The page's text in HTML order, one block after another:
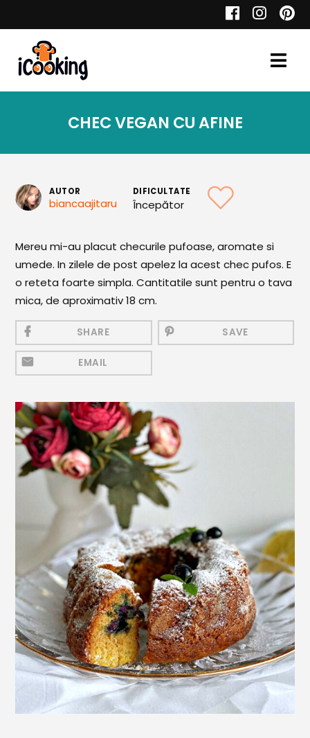
Toate Reţetele
Aperitive
Aperitive Calde
Aperitive Reci
Mezeluri
Ronțăieli
Băuturi
Băuturi calde
Băuturi reci
Cocktail-uri
Smoothies
Ceva Dulce
Biscuiți, Bomboane și
Fursecuri
Brioșe și Checuri
Budinci, Jeleuri și Sufleuri
Cheesecake
Cozonaci
Deserturi Sănătoase
Plăcinte, Tarte și Rulade
CHEC VEGAN CU AFINE
AUTOR
biancaajitaru
DIFICULTATE
Începător
Mereu mi-au placut checurile pufoase, aromate si
umede. In zilele de post apelez la acest chec pufos. E
o reteta foarte simpla. Cantitatile sunt pentru o tava
mica, de aproximativ 18 cm.
SHARE SAVE
EMAIL